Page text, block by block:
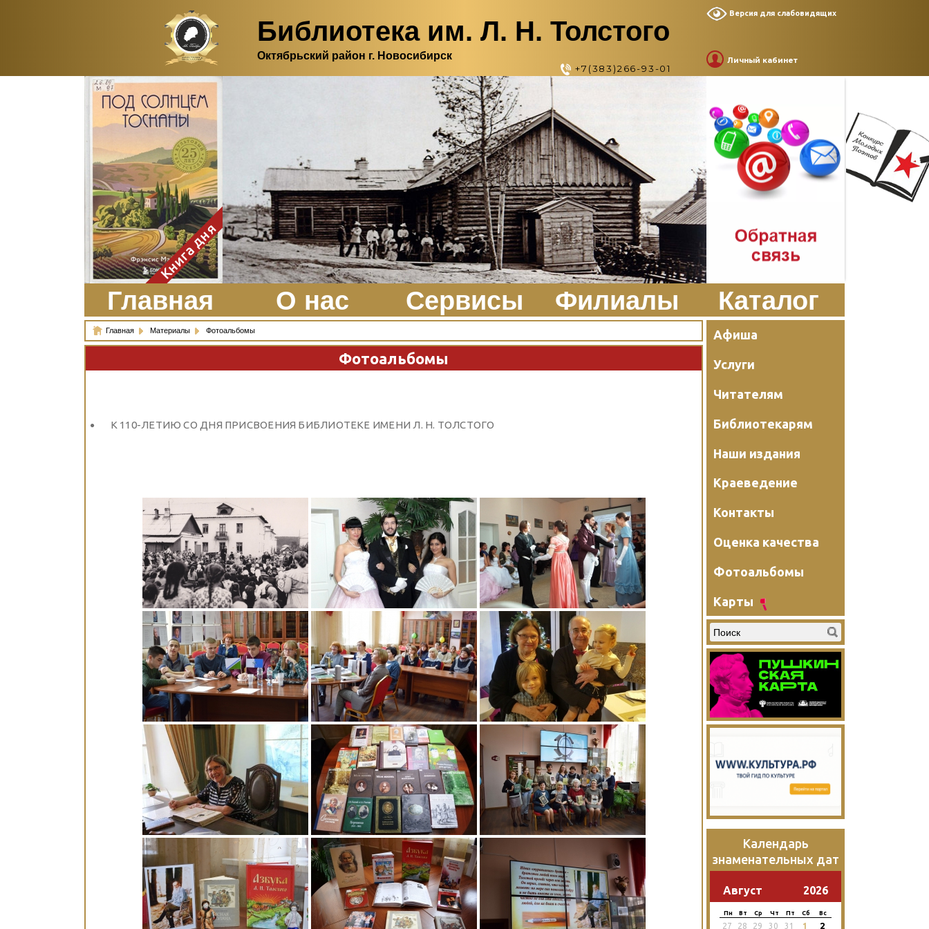
Библиотека им. Л. Н. Толстого
Октябрьский район г. Новосибирск
+7(383)266-93-01
Версия для слабовидящих
Личный кабинет
Здесь, в своем
итальянском доме, я вновь
испытала первичную
радость единения с
природой. Дом открыт
для бабочек, стрекоз, пчёл
или всех, кто пожелает
влететь в одно окно и
вылететь из другого. Едим
мы почти всегда во
дворе. Во мне настолько
возродился здравый
смысл моей матери -
умение наслаждаться
настоящим и не спешить, -
что даже нашлось время
отполировать до блеска
оконное стекло.
ЗаказатьКнига дня
Главная О нас Сервисы Филиалы Каталог
Главная Материалы Фотоальбомы
Фотоальбомы
К 110-ЛЕТИЮ СО ДНЯ ПРИСВОЕНИЯ БИБЛИОТЕКЕ ИМЕНИ Л. Н. ТОЛСТОГО
Афиша
Услуги
Читателям
Библиотекарям
Наши издания
Краеведение
Контакты
Оценка качества
Фотоальбомы
Карты
Календарь
знаменательных дат
Август 2026
Пн Вт Ср Чт Пт Сб Вс
27 28 29 30 31 1 2